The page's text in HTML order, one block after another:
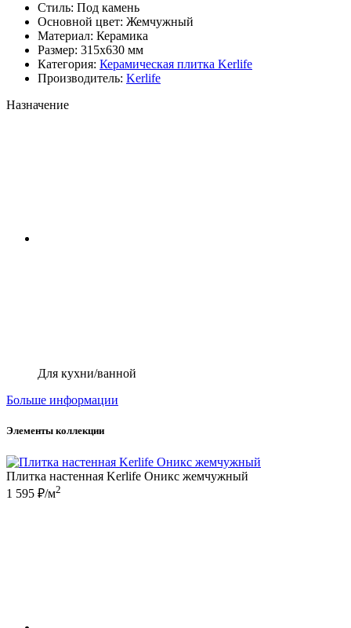
Стиль: Под камень
Основной цвет: Жемчужный
Материал: Керамика
Размер: 315x630 мм
Категория: Керамическая плитка Kerlife
Производитель: Kerlife
Назначение
Для кухни/ванной
Больше информации
Элементы коллекции
Плитка настенная Kerlife Оникс жемчужный
1 595 ₽/м2